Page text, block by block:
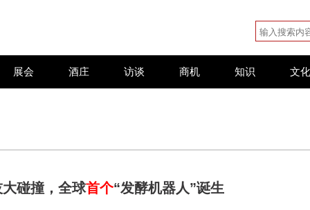
展会 酒庄 访谈 商机 知识 文化
碰撞，全球首个“发酵机器人”诞生